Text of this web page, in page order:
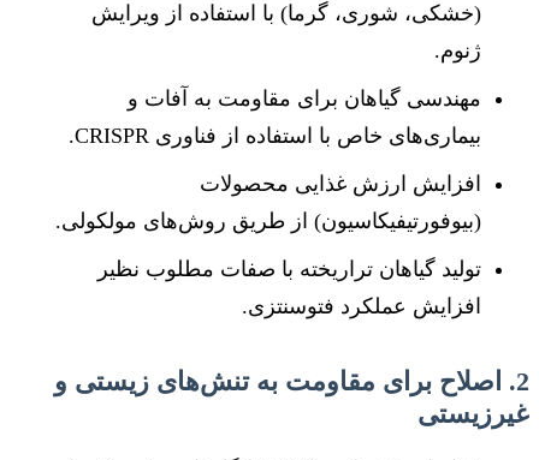
(خشکی، شوری، گرما) با استفاده از ویرایش
ژنوم.
مهندسی گیاهان برای مقاومت به آفات و
بیماری‌های خاص با استفاده از فناوری CRISPR.
افزایش ارزش غذایی محصولات
(بیوفورتیفیکاسیون) از طریق روش‌های مولکولی.
تولید گیاهان تراریخته با صفات مطلوب نظیر
افزایش عملکرد فتوسنتزی.
2. اصلاح برای مقاومت به تنش‌های زیستی و
غیرزیستی